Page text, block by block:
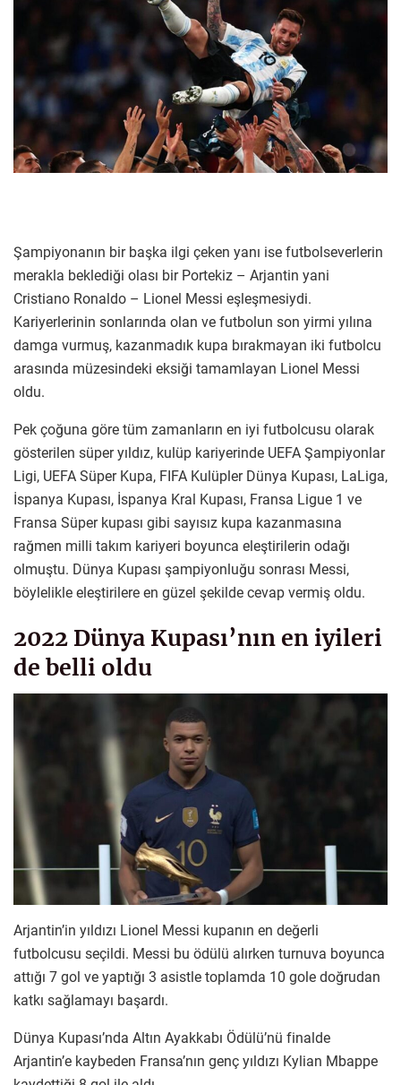
Şampiyonanın bir başka ilgi çeken yanı ise futbolseverlerin
merakla beklediği olası bir Portekiz – Arjantin yani
Cristiano Ronaldo – Lionel Messi eşleşmesiydi.
Kariyerlerinin sonlarında olan ve futbolun son yirmi yılına
damga vurmuş, kazanmadık kupa bırakmayan iki futbolcu
arasında müzesindeki eksiği tamamlayan Lionel Messi
oldu.
Pek çoğuna göre tüm zamanların en iyi futbolcusu olarak
gösterilen süper yıldız, kulüp kariyerinde UEFA Şampiyonlar
Ligi, UEFA Süper Kupa, FIFA Kulüpler Dünya Kupası, LaLiga,
İspanya Kupası, İspanya Kral Kupası, Fransa Ligue 1 ve
Fransa Süper kupası gibi sayısız kupa kazanmasına
rağmen milli takım kariyeri boyunca eleştirilerin odağı
olmuştu. Dünya Kupası şampiyonluğu sonrası Messi,
böylelikle eleştirilere en güzel şekilde cevap vermiş oldu.
2022 Dünya Kupası’nın en iyileri
de belli oldu
Arjantin’in yıldızı Lionel Messi kupanın en değerli
futbolcusu seçildi. Messi bu ödülü alırken turnuva boyunca
attığı 7 gol ve yaptığı 3 asistle toplamda 10 gole doğrudan
katkı sağlamayı başardı.
Dünya Kupası’nda Altın Ayakkabı Ödülü’nü finalde
Arjantin’e kaybeden Fransa’nın genç yıldızı Kylian Mbappe